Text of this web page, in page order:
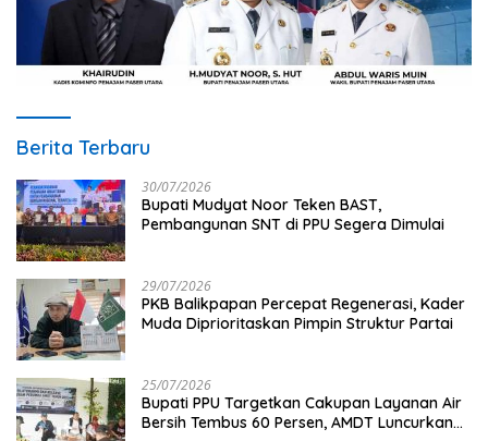
Berita Terbaru
30/07/2026
Bupati Mudyat Noor Teken BAST,
Pembangunan SNT di PPU Segera Dimulai
29/07/2026
PKB Balikpapan Percepat Regenerasi, Kader
Muda Diprioritaskan Pimpin Struktur Partai
25/07/2026
Bupati PPU Targetkan Cakupan Layanan Air
Bersih Tembus 60 Persen, AMDT Luncurkan